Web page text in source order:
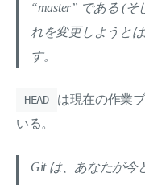
“master” である (
れを変更しようと
す。
HEAD
は現在の作業
いる。
Git は、あなたが今